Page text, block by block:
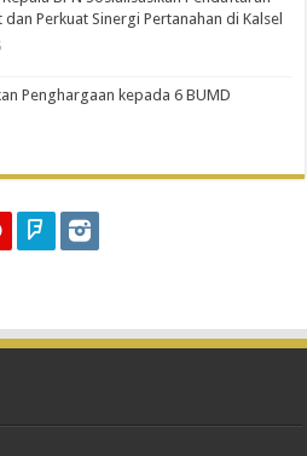
dan Perkuat Sinergi Pertanahan di Kalsel
Penghargaan kepada 6 BUMD